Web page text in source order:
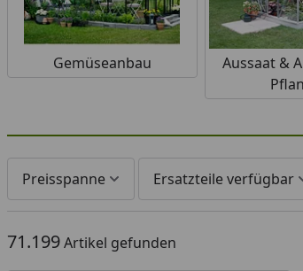
Gemüseanbau
Aussaat &
Preisspanne Ersatzteile verfügbar
71.199Artikel gefunden